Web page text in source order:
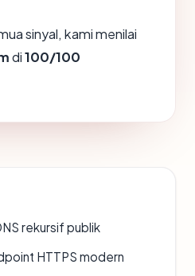
sinyal, kami menilai
di100/100
rekursif publik
HTTPS modern